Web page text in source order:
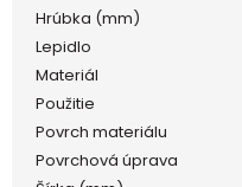
Hrúbka (mm)
Lepidlo
Materiál
Použitie
Povrch materiálu
Povrchová úprava